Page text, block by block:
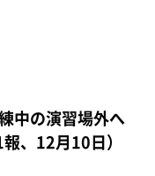
中の演習場外へ
、12月10日）